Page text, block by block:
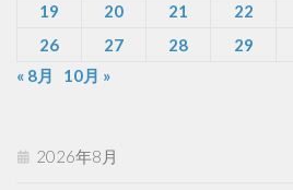
19
20 21 22
26
27 28 29
« 8月
10月 »
2026年8月